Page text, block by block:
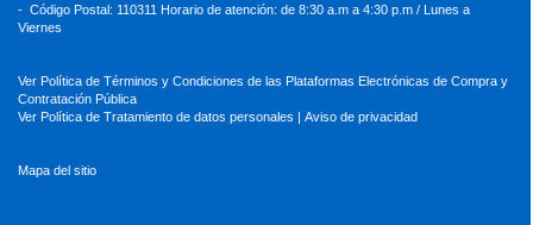
- Código Postal: 110311 Horario de atención: de 8:30 a.m a 4:30 p.m / Lunes a
Viernes
Ver Política de Términos y Condiciones de las Plataformas Electrónicas de Compra y
Contratación Pública
Ver Política de Tratamiento de datos personales | Aviso de privacidad
Mapa del sitio